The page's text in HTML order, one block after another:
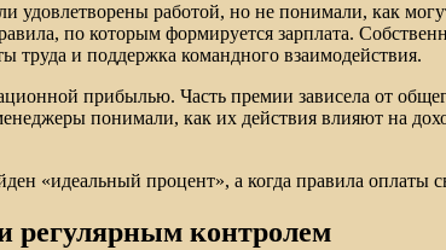
работой, но не понимали, как
по которым формируется зарплата.
труда и поддержка командного взаимодействия.
прибылью. Часть премии зависела от
понимали, как их действия влияют на
«идеальный процент», а когда правила оплаты
регулярным контролем